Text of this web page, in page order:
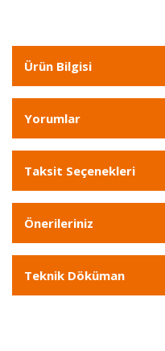
Ürün Bilgisi
Yorumlar
Taksit Seçenekleri
Önerileriniz
Teknik Döküman